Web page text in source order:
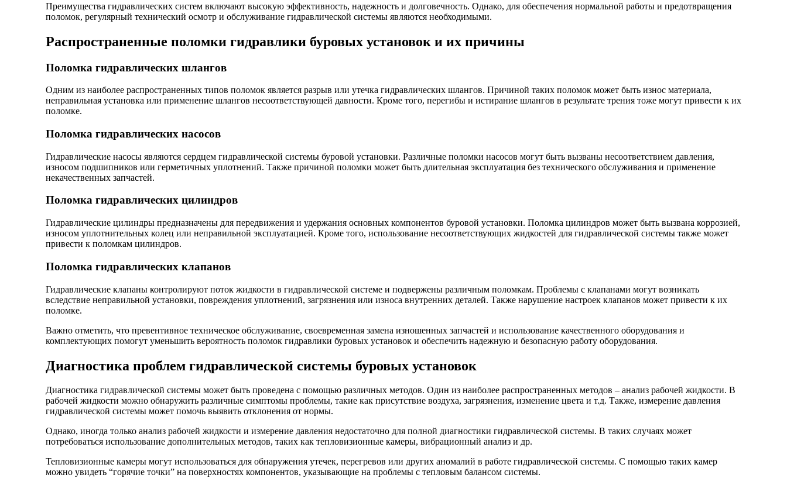
Преимущества гидравлических систем включают высокую эффективность, надежность и долговечность. Однако, для обеспечения нормальной работы и предотвращения
поломок, регулярный технический осмотр и обслуживание гидравлической системы являются необходимыми.
Распространенные поломки гидравлики буровых установок и их причины
Поломка гидравлических шлангов
Одним из наиболее распространенных типов поломок является разрыв или утечка гидравлических шлангов. Причиной таких поломок может быть износ материала,
неправильная установка или применение шлангов несоответствующей давности. Кроме того, перегибы и истирание шлангов в результате трения тоже могут привести к их
поломке.
Поломка гидравлических насосов
Гидравлические насосы являются сердцем гидравлической системы буровой установки. Различные поломки насосов могут быть вызваны несоответствием давления,
износом подшипников или герметичных уплотнений. Также причиной поломки может быть длительная эксплуатация без технического обслуживания и применение
некачественных запчастей.
Поломка гидравлических цилиндров
Гидравлические цилиндры предназначены для передвижения и удержания основных компонентов буровой установки. Поломка цилиндров может быть вызвана коррозией,
износом уплотнительных колец или неправильной эксплуатацией. Кроме того, использование несоответствующих жидкостей для гидравлической системы также может
привести к поломкам цилиндров.
Поломка гидравлических клапанов
Гидравлические клапаны контролируют поток жидкости в гидравлической системе и подвержены различным поломкам. Проблемы с клапанами могут возникать
вследствие неправильной установки, повреждения уплотнений, загрязнения или износа внутренних деталей. Также нарушение настроек клапанов может привести к их
поломке.
Важно отметить, что превентивное техническое обслуживание, своевременная замена изношенных запчастей и использование качественного оборудования и
комплектующих помогут уменьшить вероятность поломок гидравлики буровых установок и обеспечить надежную и безопасную работу оборудования.
Диагностика проблем гидравлической системы буровых установок
Диагностика гидравлической системы может быть проведена с помощью различных методов. Один из наиболее распространенных методов – анализ рабочей жидкости. В
рабочей жидкости можно обнаружить различные симптомы проблемы, такие как присутствие воздуха, загрязнения, изменение цвета и т.д. Также, измерение давления
гидравлической системы может помочь выявить отклонения от нормы.
Однако, иногда только анализ рабочей жидкости и измерение давления недостаточно для полной диагностики гидравлической системы. В таких случаях может
потребоваться использование дополнительных методов, таких как тепловизионные камеры, вибрационный анализ и др.
Тепловизионные камеры могут использоваться для обнаружения утечек, перегревов или других аномалий в работе гидравлической системы. С помощью таких камер
можно увидеть “горячие точки” на поверхностях компонентов, указывающие на проблемы с тепловым балансом системы.